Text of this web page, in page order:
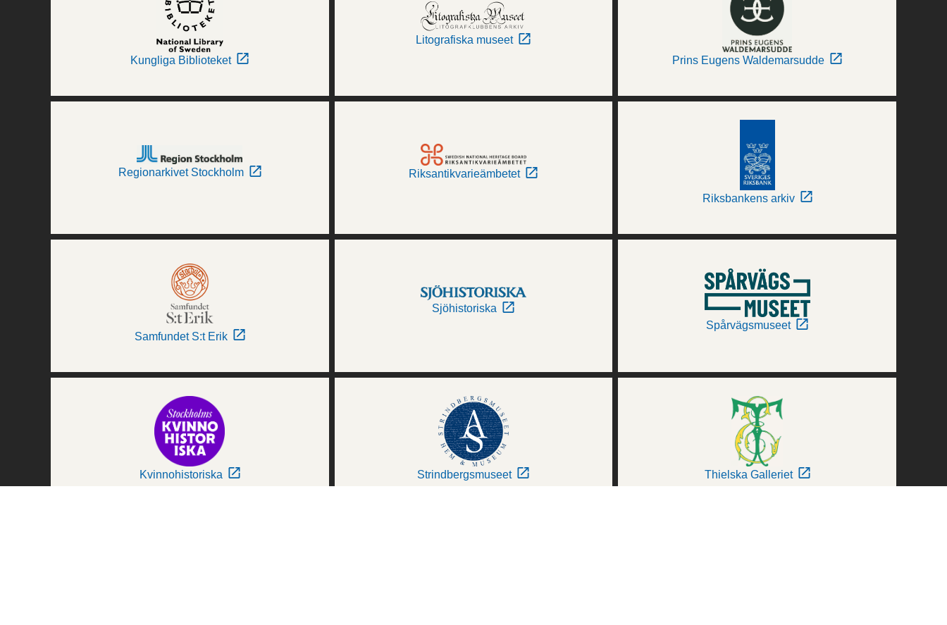
Kungliga Biblioteket
Litografiska museet
Prins Eugens Waldemarsudde
Regionarkivet Stockholm Riksantikvarieämbetet
Riksbankens arkiv
Samfundet S:t Erik
Sjöhistoriska
Spårvägsmuseet
Kvinnohistoriska Strindbergsmuseet Thielska Galleriet